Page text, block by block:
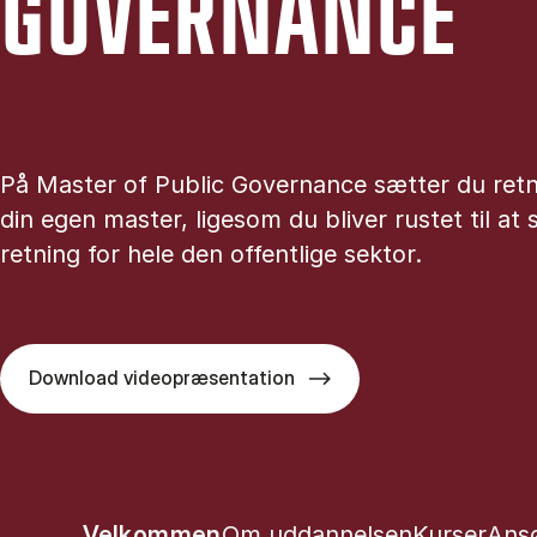
GOVER­NAN­CE
På Master of Public Governance sætter du
din egen master, ligesom du bliver rustet til at
retning for hele den offentlige sektor.
Download videopræsentation